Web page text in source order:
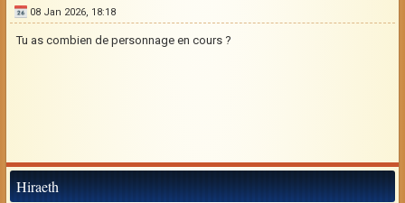
08 Jan 2026, 18:18
Tu as combien de personnage en cours ?
Hiraeth